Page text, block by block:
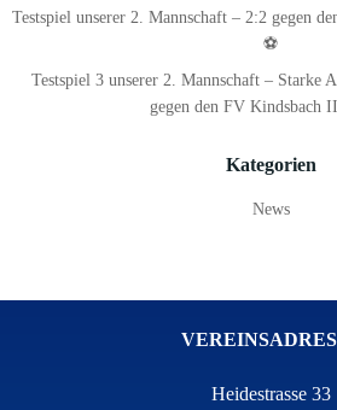
Testspiel unserer 2. Mannschaft – 2:2 gegen
⚽
Testspiel 3 unserer 2. Mannschaft – Starke
gegen den FV Kindsbach
Kategorien
News
Heidestrasse 33